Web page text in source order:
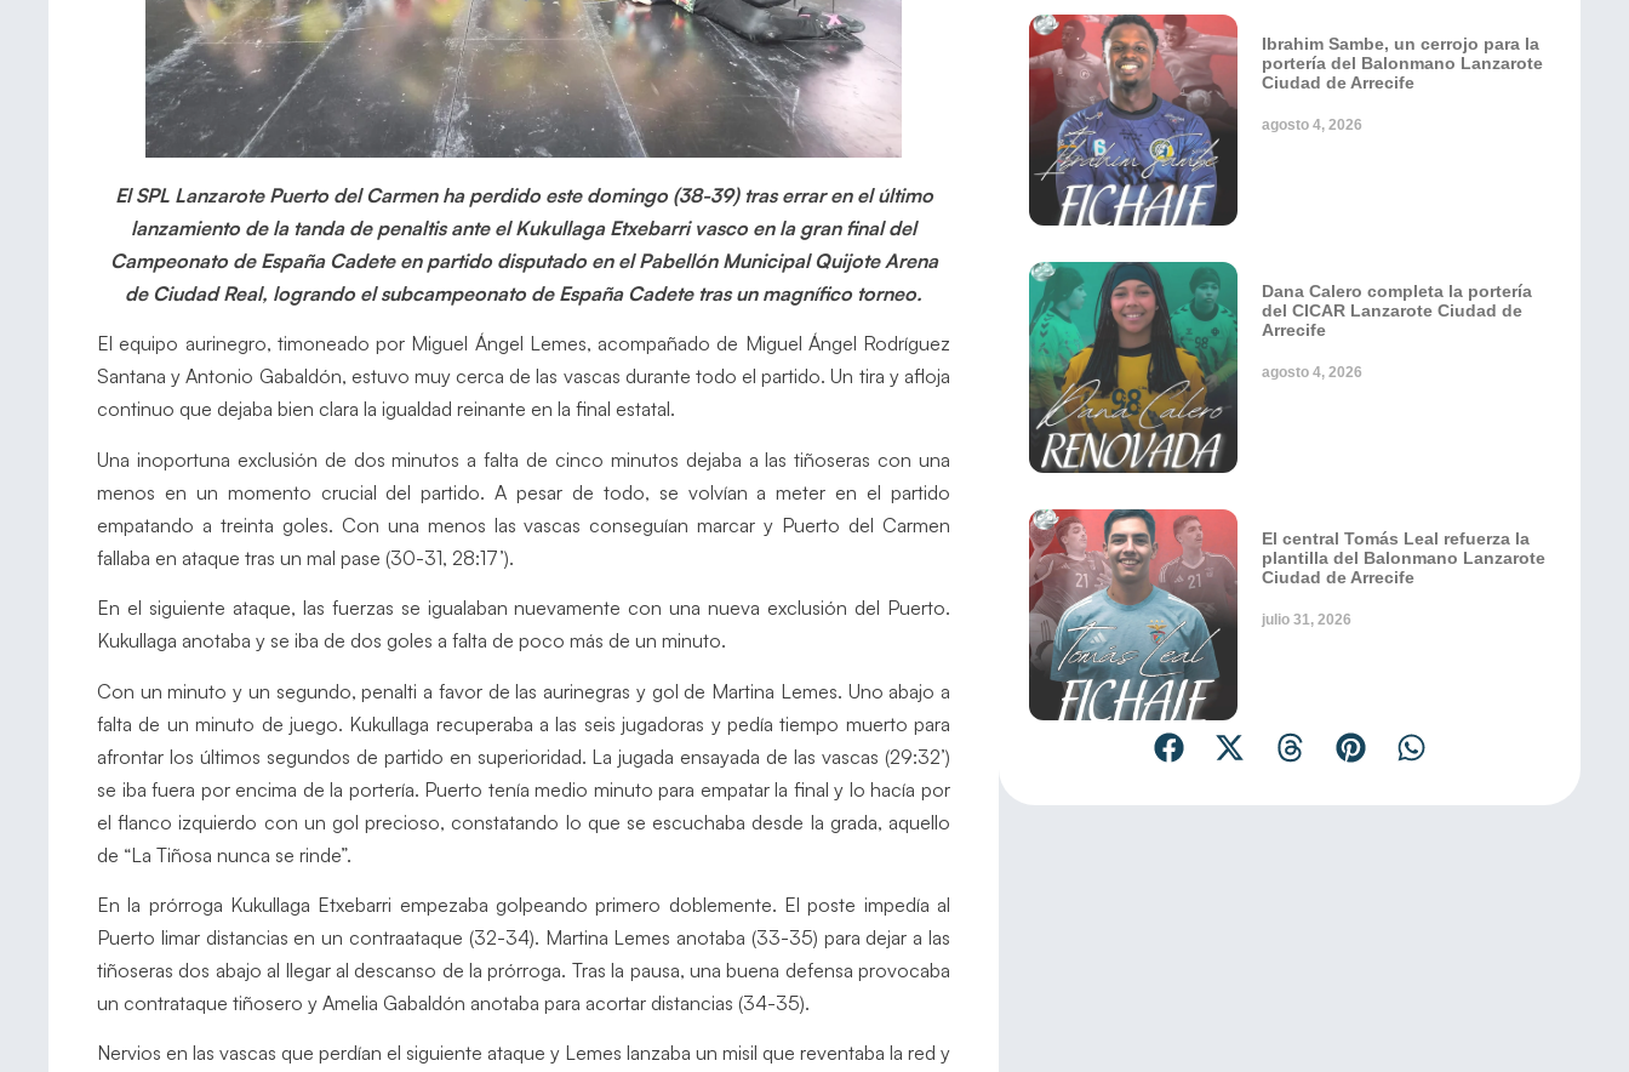
El SPL Lanzarote Puerto del Carmen ha perdido este domingo (38-39) tras errar en el último
lanzamiento de la tanda de penaltis ante el Kukullaga Etxebarri vasco en la gran final del
Campeonato de España Cadete en partido disputado en el Pabellón Municipal Quijote Arena
de Ciudad Real, logrando el subcampeonato de España Cadete tras un magnífico torneo.
El equipo aurinegro, timoneado por Miguel Ángel Lemes, acompañado de Miguel Ángel Rodríguez
Santana y Antonio Gabaldón, estuvo muy cerca de las vascas durante todo el partido. Un tira y afloja
continuo que dejaba bien clara la igualdad reinante en la final estatal.
Una inoportuna exclusión de dos minutos a falta de cinco minutos dejaba a las tiñoseras con una
menos en un momento crucial del partido. A pesar de todo, se volvían a meter en el partido
empatando a treinta goles. Con una menos las vascas conseguían marcar y Puerto del Carmen
fallaba en ataque tras un mal pase (30-31, 28:17’).
En el siguiente ataque, las fuerzas se igualaban nuevamente con una nueva exclusión del Puerto.
Kukullaga anotaba y se iba de dos goles a falta de poco más de un minuto.
Con un minuto y un segundo, penalti a favor de las aurinegras y gol de Martina Lemes. Uno abajo a
falta de un minuto de juego. Kukullaga recuperaba a las seis jugadoras y pedía tiempo muerto para
afrontar los últimos segundos de partido en superioridad. La jugada ensayada de las vascas (29:32’)
se iba fuera por encima de la portería. Puerto tenía medio minuto para empatar la final y lo hacía por
el flanco izquierdo con un gol precioso, constatando lo que se escuchaba desde la grada, aquello
de “La Tiñosa nunca se rinde”.
En la prórroga Kukullaga Etxebarri empezaba golpeando primero doblemente. El poste impedía al
Puerto limar distancias en un contraataque (32-34). Martina Lemes anotaba (33-35) para dejar a las
tiñoseras dos abajo al llegar al descanso de la prórroga. Tras la pausa, una buena defensa provocaba
un contrataque tiñosero y Amelia Gabaldón anotaba para acortar distancias (34-35).
Nervios en las vascas que perdían el siguiente ataque y Lemes lanzaba un misil que reventaba la red y
Ibrahim Sambe, un cerrojo para la
portería del Balonmano Lanzarote
Ciudad de Arrecife
agosto 4, 2026
Dana Calero completa la portería
del CICAR Lanzarote Ciudad de
Arrecife
agosto 4, 2026
El central Tomás Leal refuerza la
plantilla del Balonmano Lanzarote
Ciudad de Arrecife
julio 31, 2026